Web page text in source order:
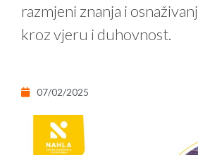
razmjeni znanja i
kroz vjeru i duhovnost.
07/02/2025